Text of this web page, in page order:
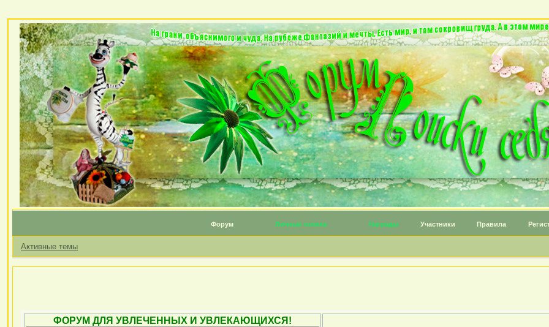
Форум Личные топики Награды Участники Правила
Активные темы
ФОРУМ ДЛЯ УВЛЕЧЕННЫХ И УВЛЕКАЮЩИХСЯ!